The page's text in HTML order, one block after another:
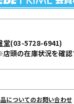
堂(03-5728-6941)
頭の在庫状況を確認
についてのお問い合わせ